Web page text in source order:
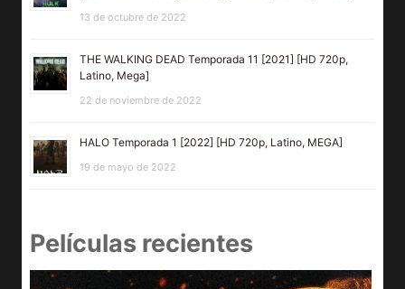
13 de octubre de 2022
THE WALKING DEAD Temporada 11 [2021] [HD 720p,
Latino, Mega]
22 de noviembre de 2022
HALO Temporada 1 [2022] [HD 720p, Latino, MEGA]
19 de mayo de 2022
Películas recientes